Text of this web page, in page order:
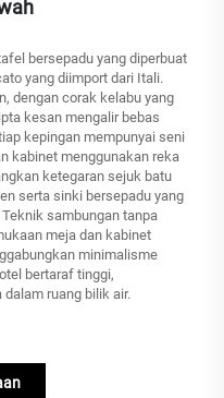
bersepadu yang diperbuat
yang diimport dari Itali.
dengan corak kelabu yang
kesan mengalir bebas
kepingan mempunyai seni
kabinet menggunakan reka
ketegaran sejuk batu
serta sinki bersepadu yang
sambungan tanpa
meja dan kabinet
minimalisme
bertaraf tinggi,
ruang bilik air.